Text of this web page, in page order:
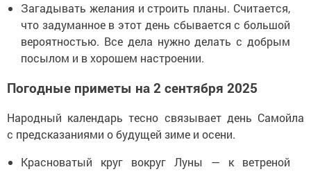
Загадывать желания и строить планы. Считается,
что задуманное в этот день сбывается с большой
вероятностью. Все дела нужно делать с добрым
посылом и в хорошем настроении.
Погодные приметы на 2 сентября 2025
Народный календарь тесно связывает день Самойла
с предсказаниями о будущей зиме и осени.
Красноватый круг вокруг Луны — к ветреной